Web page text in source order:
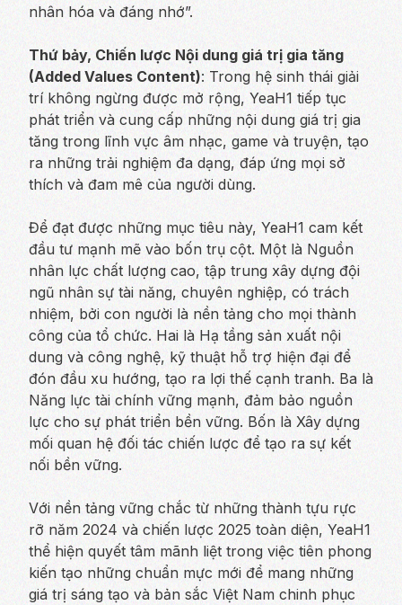
nhân hóa và đáng nhớ”.
Thứ bảy, Chiến lược Nội dung giá trị gia tăng
(Added Values Content): Trong hệ sinh thái giải
trí không ngừng được mở rộng, YeaH1 tiếp tục
phát triển và cung cấp những nội dung giá trị gia
tăng trong lĩnh vực âm nhạc, game và truyện, tạo
ra những trải nghiệm đa dạng, đáp ứng mọi sở
thích và đam mê của người dùng.
Để đạt được những mục tiêu này, YeaH1 cam kết
đầu tư mạnh mẽ vào bốn trụ cột. Một là Nguồn
nhân lực chất lượng cao, tập trung xây dựng đội
ngũ nhân sự tài năng, chuyên nghiệp, có trách
nhiệm, bởi con người là nền tảng cho mọi thành
công của tổ chức. Hai là Hạ tầng sản xuất nội
dung và công nghệ, kỹ thuật hỗ trợ hiện đại để
đón đầu xu hướng, tạo ra lợi thế cạnh tranh. Ba là
Năng lực tài chính vững mạnh, đảm bảo nguồn
lực cho sự phát triển bền vững. Bốn là Xây dựng
mối quan hệ đối tác chiến lược để tạo ra sự kết
nối bền vững.
Với nền tảng vững chắc từ những thành tựu rực
rỡ năm 2024 và chiến lược 2025 toàn diện, YeaH1
thể hiện quyết tâm mãnh liệt trong việc tiên phong
kiến tạo những chuẩn mực mới để mang những
giá trị sáng tạo và bản sắc Việt Nam chinh phục